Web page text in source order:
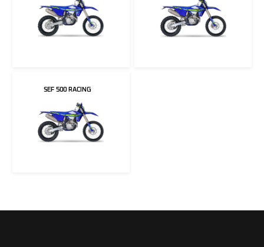
SEF 500 RACING